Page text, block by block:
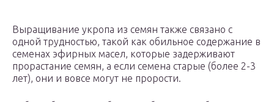
Выращивание укропа из семян также связано с
одной трудностью, такой как обильное содержание в
семенах эфирных масел, которые задерживают
прорастание семян, а если семена старые (более 2-3
лет), они и вовсе могут не прорости.